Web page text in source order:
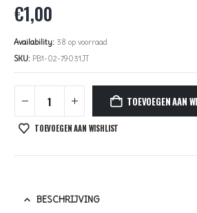
€1,00
Availability: 38 op voorraad
SKU: PB1-02-79031JT
TOEVOEGEN AAN
TOEVOEGEN AAN WISHLIST
BESCHRIJVING